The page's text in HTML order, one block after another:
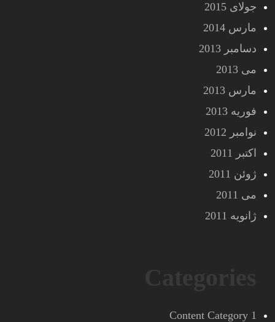
جولای 2015
مارس 2014
دسامبر 2013
می 2013
مارس 2013
فوریه 2013
نوامبر 2012
اکتبر 2011
ژوئن 2011
می 2011
ژانویه 2011
Content Category 1